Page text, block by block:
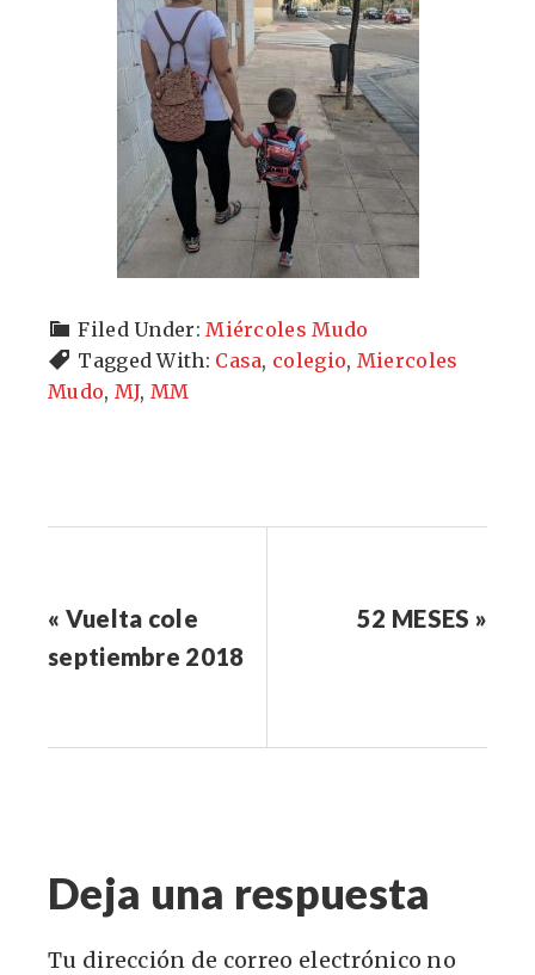
Filed Under:Miércoles Mudo
Tagged With: Casa, colegio, Miercoles
Mudo, MJ,MM
« Vuelta cole
septiembre 2018
52 MESES »
Deja una respuesta
Tu dirección de correo electrónico no